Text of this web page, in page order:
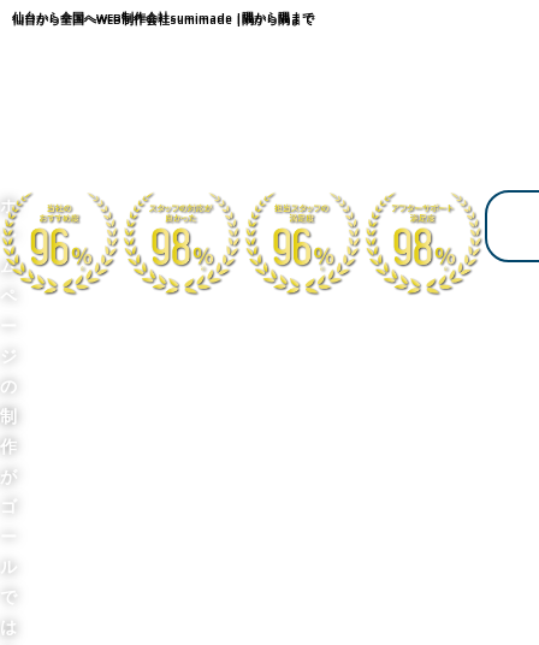
内
プ
仙台から全国へWEB制作会社sumimade |隅から隅まで
仙台から全国へWEB制作会社sumimade |隅から隅まで
ホ
ー
ム
ペ
ジ
の
制
作
が
ゴ
ル
で
は